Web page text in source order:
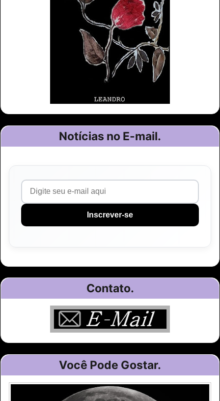
Notícias no E-mail.
Inscrever-se
Contato.
Você Pode Gostar.